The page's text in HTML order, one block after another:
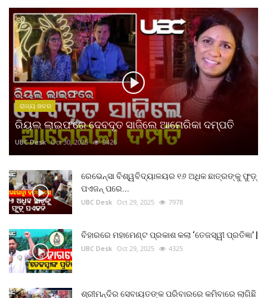
ରାଜ୍ୟ ଖବର
ରିୟଲ ଲାଇଫରେ ଦେବଦୂତ ସାଜିଲେ ଆମେରିକା ଦମ୍ପତି
UBC Desk Oct 30, 2025 9426
ରେଭେନ୍ସା ବିଶ୍ୱବିଦ୍ୟାଳୟର ୧୬ ଅଧିକ ଛାତ୍ରଙ୍କୁ ଫୁଡ଼୍
ପଏଜନ୍ ପରେ...
UBC Desk Oct 29, 2025 7978
ବିହାରରେ ମହାମେଣ୍ଟ ପ୍ରକାଶ କଲା ‘ତେଜସ୍ୱୀ ପ୍ରତିଜ୍ଞା’ |
UBC Desk Oct 29, 2025 4325
ଶ୍ରୀମନ୍ଦିର ସେବାୟତଙ୍କ ପରିବାରରେ କମିବାରେ ଲାଗିଛି